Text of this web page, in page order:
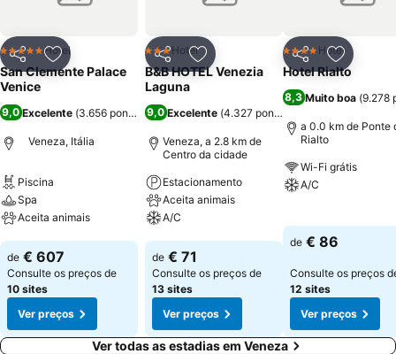
com canais cabo/satélite, internet, mesa de escritório, cofre,
preparação de camas para dormir diário e serviço de limpeza diário.
Os quartos possuem vista do jardim.
PartilharAdicionar aos favoritos
5 EstrelasHotel
San Clemente Palace
Venice
9,0 Excelente (3.656 pontuações)
Veneza, Itália
Piscina
Spa
Aceita animais
Ver preços
de € 607
Consulte os preços de
10 sites
Ver preços
PartilharAdicionar aos favoritos
3 Estrelas
Hotel
B&B HOTEL Venezia
Laguna
9,0Excelente (4.327 pontuações
Veneza, a 2.8 km de
Centro da cidade
Estacionamento
Aceita animais
A/C
Ver preços
de € 71
Consulte os preços de
13 sites
Ver preços
Partilhar
4 EstrelasHotel
Hotel Rialto
8,3 Muito boa (9.278
a 0.0 km de Ponte
Rialto
Wi-Fi grátis
A/C
de € 86
Consulte os preços
12 sites
Ver preços
Ver todas as estadias em Veneza